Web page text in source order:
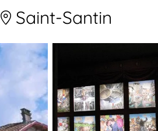
Saint-Santin